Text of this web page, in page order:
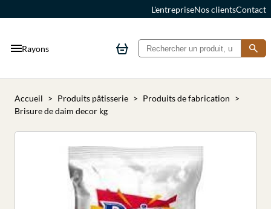
L'entrepriseNos clientsContact
Rayons
Accueil Produits pâtisserie
Produits de fabrication
Brisure de daim decor kg